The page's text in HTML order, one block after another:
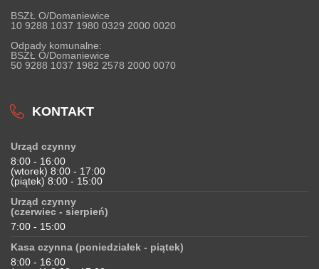
BSZŁ O/Domaniewice
10 9288 1037 1980 0329 2000 0020
Odpady komunalne:
BSZŁ O/Domaniewice
50 9288 1037 1982 2578 2000 0070
KONTAKT
Urząd czynny
8:00 - 16:00
(wtorek) 8:00 - 17:00
(piątek) 8:00 - 15:00
Urząd czynny
(czerwiec - sierpień)
7:00 - 15:00
Kasa czynna (poniedziałek - piątek)
8:00 - 16:00